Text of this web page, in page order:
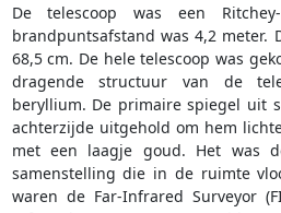
De telescoop was een
brandpuntsafstand was 4,2 meter.
68,5 cm. De hele telescoop was
dragende structuur van de
beryllium. De primaire spiegel uit
achterzijde uitgehold om hem
met een laagje goud. Het was
samenstelling die in de ruimte
waren de Far-Infrared Surveyor